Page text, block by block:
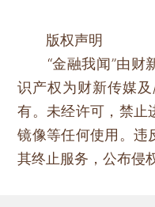
版权声明
“金融我闻”由财
识产权为财新传媒
有。未经许可，禁止
镜像等任何使用。违
其终止服务，公布侵